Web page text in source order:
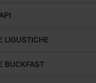
LIGUSTICHE
BUCKFAST